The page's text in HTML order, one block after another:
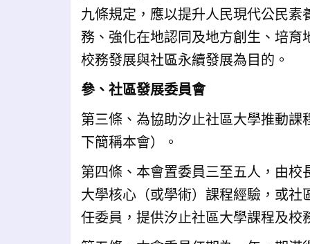
九條規定，應以提升人民現代公民
務、強化在地認同及地方創生、培育
校務發展與社區永續發展為目的。
參、社區發展委員會
第三條、為協助汐止社區大學推動
下簡稱本會）。
第四條、本會置委員三至五人，由校
大學核心（或學術）課程經驗，或
任委員，提供汐止社區大學課程及校